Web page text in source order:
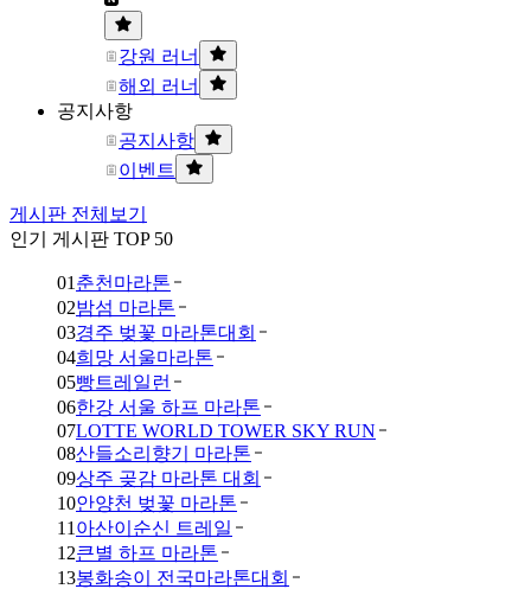
강원 러너
해외 러너
공지사항
공지사항
이벤트
게시판 전체보기
인기 게시판 TOP 50
01 춘천마라톤
02밤섬 마라톤
03경주 벚꽃 마라톤대회
04희망 서울마라톤
05빵트레일런
06한강 서울 하프 마라톤
07LOTTE WORLD TOWER SKY RUN
08산들소리향기 마라톤
09상주 곶감 마라톤 대회
10안양천 벚꽃 마라톤
11 아산이순신 트레일
12큰별 하프 마라톤
13봉화송이 전국마라톤대회